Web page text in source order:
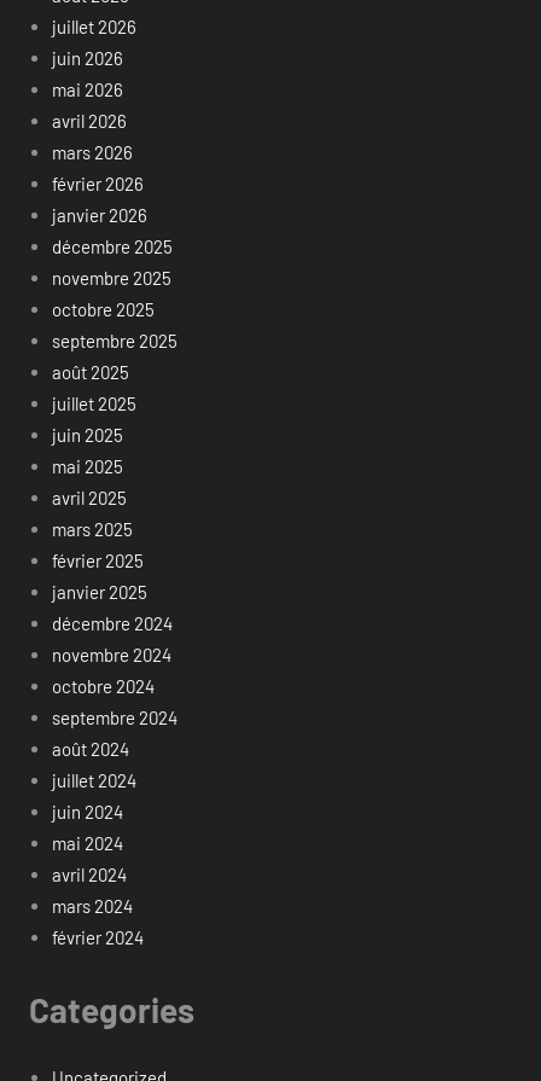
juillet 2026
juin 2026
mai 2026
avril 2026
mars 2026
février 2026
janvier 2026
décembre 2025
novembre 2025
octobre 2025
septembre 2025
août 2025
juillet 2025
juin 2025
mai 2025
avril 2025
mars 2025
février 2025
janvier 2025
décembre 2024
novembre 2024
octobre 2024
septembre 2024
août 2024
juillet 2024
juin 2024
mai 2024
avril 2024
mars 2024
février 2024
Categories